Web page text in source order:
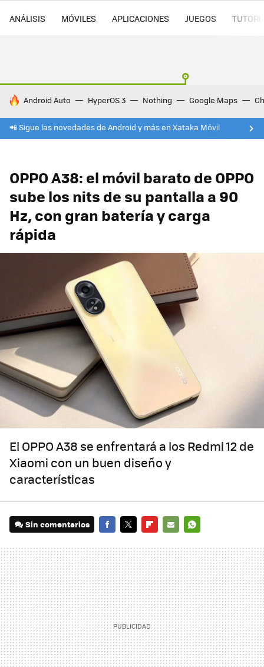
ANÁLISIS MÓVILES APLICACIONES JUEGOS
HOY SE HABLA DE
Android Auto HyperOS 3 Nothing Google Maps
📲 Sigue las novedades de Android y más en Xataka Móvil
OPPO A38: el móvil barato de OPPO
sube los nits de su pantalla a 90
Hz, con gran batería y carga
rápida
El OPPO A38 se enfrentará a los Redmi 12 de
Xiaomi con un buen diseño y
características
Sin comentarios
MAIL